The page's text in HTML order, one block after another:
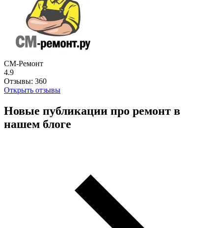
СМ-Ремонт
4.9
Отзывы: 360
Открыть отзывы
Новые публикации про ремонт в
нашем блоге